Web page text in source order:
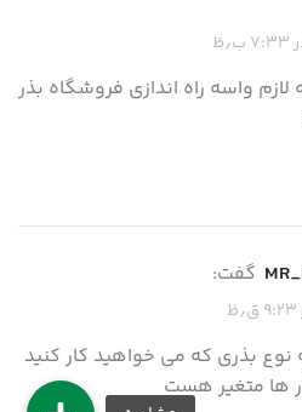
واسه راه اندازی فروشگاه بذر
گفت:
نوع بذری که می خواهید کار کنید
ها متغیر هست